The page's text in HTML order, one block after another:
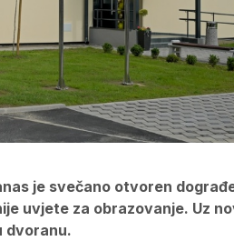
je svečano otvoren
uvjete za obrazovanje. Uz
dvoranu.